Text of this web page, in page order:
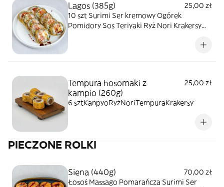
Lagos (385g)
25,00 zł
10 szt Surimi Ser kremowy Ogórek
Pomidory Sos Teriyaki Ryż Nori Krakersy
Tempura hosomaki z
kampio (260g)
25,00 zł
6 sztKanpyoRyżNoriTempuraKrakersy
PIECZONE ROLKI
Siena (440g)
70,00 zł
Łosoś Massago Pomarańcza Surimi Ser